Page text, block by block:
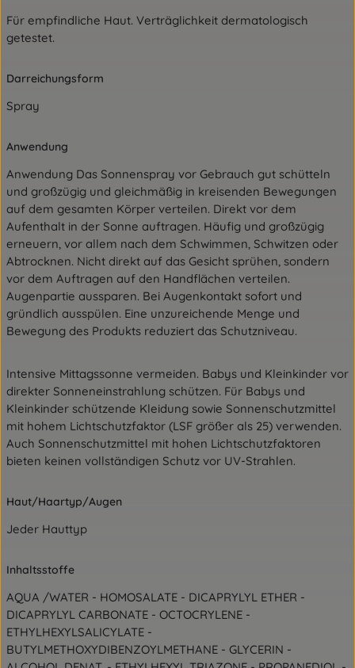
Für empfindliche Haut. Verträglichkeit dermatologisch
getestet.
Darreichungsform
Spray
Anwendung
Anwendung Das Sonnenspray vor Gebrauch gut schütteln
und großzügig und gleichmäßig in kreisenden Bewegungen
auf dem gesamten Körper verteilen. Direkt vor dem
Aufenthalt in der Sonne auftragen. Häufig und großzügig
erneuern, vor allem nach dem Schwimmen, Schwitzen oder
Abtrocknen. Nicht direkt auf das Gesicht sprühen, sondern
vor dem Auftragen auf den Handflächen verteilen.
Augenpartie aussparen. Bei Augenkontakt sofort und
gründlich ausspülen. Eine unzureichende Menge und
Bewegung des Produkts reduziert das Schutzniveau.
Intensive Mittagssonne vermeiden. Babys und Kleinkinder vor
direkter Sonneneinstrahlung schützen. Für Babys und
Kleinkinder schützende Kleidung sowie Sonnenschutzmittel
mit hohem Lichtschutzfaktor (LSF größer als 25) verwenden.
Auch Sonnenschutzmittel mit hohen Lichtschutzfaktoren
bieten keinen vollständigen Schutz vor UV-Strahlen.
Haut/Haartyp/Augen
Jeder Hauttyp
Inhaltsstoffe
AQUA /WATER - HOMOSALATE - DICAPRYLYL ETHER -
DICAPRYLYL CARBONATE - OCTOCRYLENE -
ETHYLHEXYLSALICYLATE -
BUTYLMETHOXYDIBENZOYLMETHANE - GLYCERIN -